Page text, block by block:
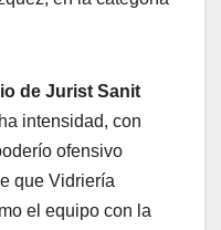
de Jurist Sanit
intensidad, con
ofensivo
que Vidriería
el equipo con la